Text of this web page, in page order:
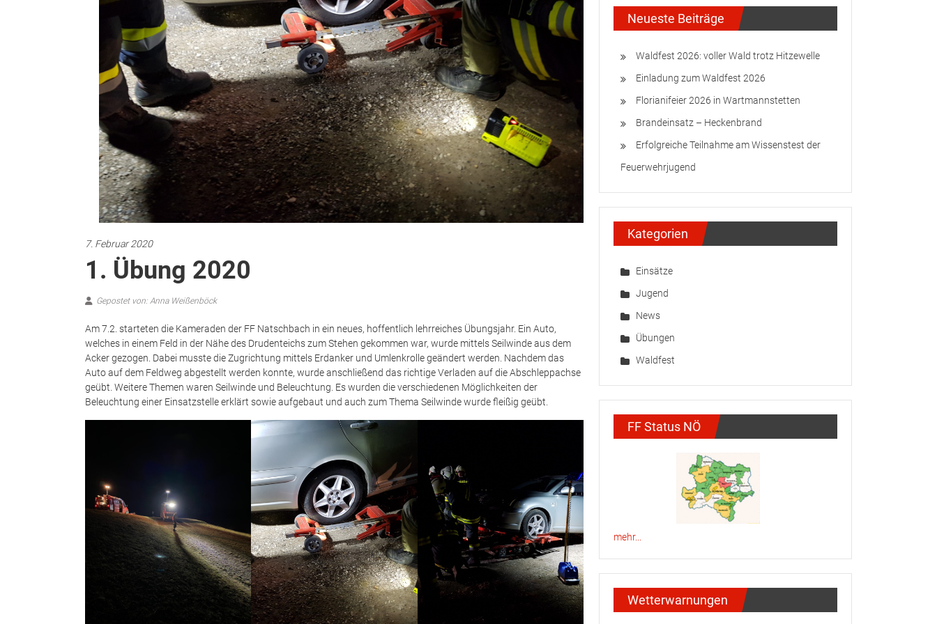
7. Februar 2020
1. Übung 2020
Gepostet von: Anna Weißenböck
Am 7.2. starteten die Kameraden der FF Natschbach in ein neues, hoffentlich lehrreiches Übungsjahr. Ein Auto,
welches in einem Feld in der Nähe des Drudenteichs zum Stehen gekommen war, wurde mittels Seilwinde aus dem
Acker gezogen. Dabei musste die Zugrichtung mittels Erdanker und Umlenkrolle geändert werden. Nachdem das
Auto auf dem Feldweg abgestellt werden konnte, wurde anschließend das richtige Verladen auf die Abschleppachse
geübt. Weitere Themen waren Seilwinde und Beleuchtung. Es wurden die verschiedenen Möglichkeiten der
Beleuchtung einer Einsatzstelle erklärt sowie aufgebaut und auch zum Thema Seilwinde wurde fleißig geübt.
Neueste Beiträge
Waldfest 2026: voller Wald trotz Hitzewelle
Einladung zum Waldfest 2026
Florianifeier 2026 in Wartmannstetten
Brandeinsatz – Heckenbrand
Erfolgreiche Teilnahme am Wissenstest der
Feuerwehrjugend
Kategorien
Einsätze
Jugend
News
Übungen
Waldfest
FF Status NÖ
mehr...
Wetterwarnungen